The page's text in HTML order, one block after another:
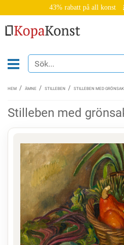
43% rabatt på all konst
HEM ÄMNE STILLEBEN STILLEBEN MED
Stilleben med